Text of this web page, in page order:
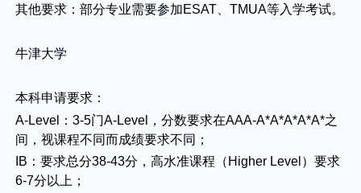
其他要求：部分专业需要参加ESAT、TMUA等入学考试。
牛津大学
本科申请要求：
A-Level：3-5门A-Level，分数要求在AAA-A*A*A*A*A*之
间，视课程不同而成绩要求不同；
IB：要求总分38-43分，高水准课程（Higher Level）要求
6-7分以上；